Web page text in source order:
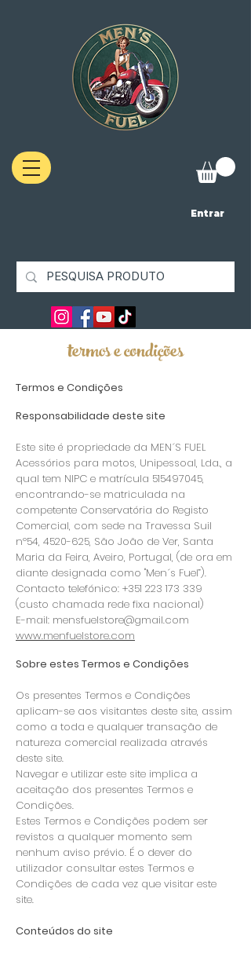
Entrar
termos e condições
Termos e Condições
Responsabilidade deste site
Este site é propriedade da MEN´S FUEL
Acessórios para motos, Unipessoal, Lda., a
qual tem NIPC e matrícula 515497045,
encontrando-se matriculada na
competente Conservatória do Registo
Comercial, com sede na Travessa Suil
nº54, 4520-625, São João de Ver, Santa
Maria da Feira, Aveiro, Portugal, (de ora em
diante designada como "Men´s Fuel”).
Contacto telefónico: +351 223 173 339
(custo chamada rede fixa nacional)
E-mail: mensfuelstore@gmail.com
www.menfuelstore.com
Sobre estes Termos e Condições
Os presentes Termos e Condições
aplicam-se aos visitantes deste site, assim
como a toda e qualquer transação de
natureza comercial realizada através
deste site.
Navegar e utilizar este site implica a
aceitação dos presentes Termos e
Condições.
Estes Termos e Condições podem ser
revistos a qualquer momento sem
nenhum aviso prévio. É o dever do
utilizador consultar estes Termos e
Condições de cada vez que visitar este
site.
Conteúdos do site